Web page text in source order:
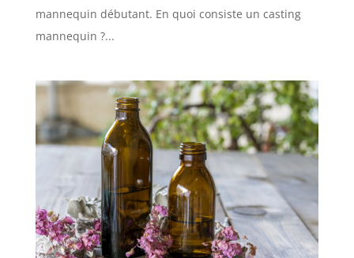
mannequin débutant. En quoi consiste un casting
mannequin ?...